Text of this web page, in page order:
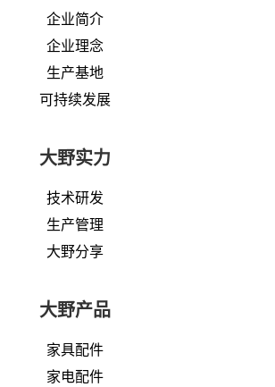
企业简介
企业理念
生产基地
可持续发展
大野实力
技术研发
生产管理
大野分享
大野产品
家具配件
家电配件